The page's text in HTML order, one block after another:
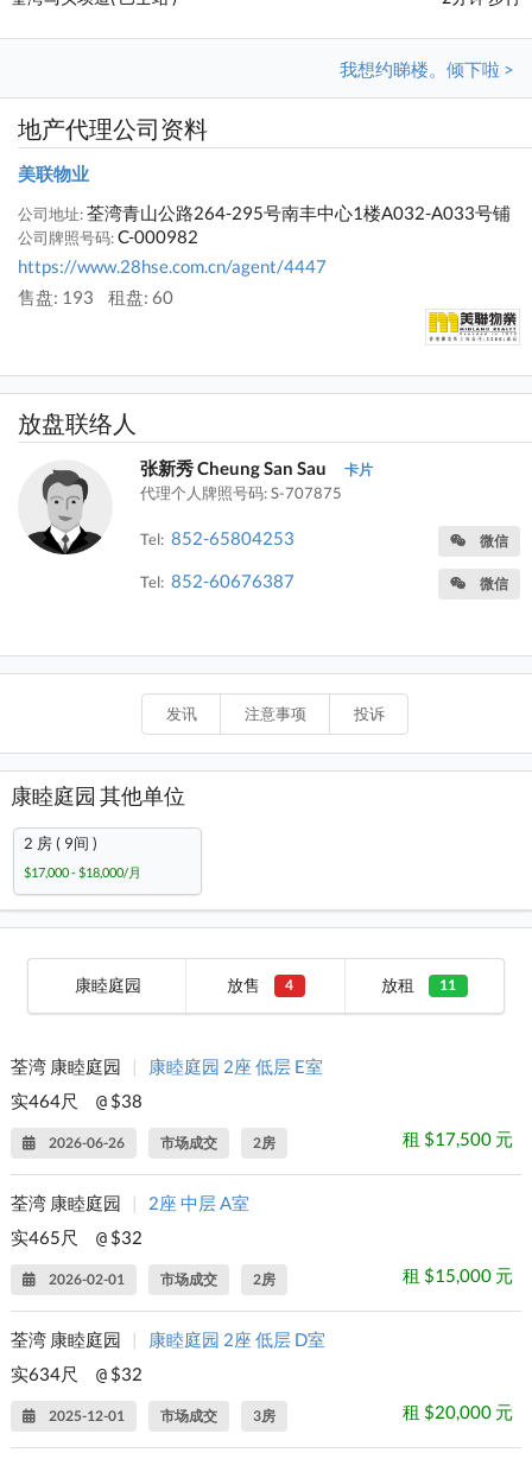
我想约睇楼。倾下啦 >
地产代理公司资料
美联物业
公司地址:荃湾青山公路264-295号南丰中心1楼A032-A033号铺
公司牌照号码:C-000982
https://www.28hse.com.cn/agent/4447
售盘: 193
租盘: 60
放盘联络人
张新秀 Cheung San Sau 卡片
代理个人牌照号码: S-707875
Tel: 852-65804253 微信
Tel: 852-60676387 微信
发讯 注意事项 投诉
康睦庭园 其他单位
2 房 ( 9间 )
$17,000 - $18,000/月
康睦庭园 放售 4 放租 11
荃湾 康睦庭园 |
康睦庭园 2座 低层 E室
实464尺
@ $38
2026-06-26 市场成交 2房 租 $17,500 元
荃湾 康睦庭园 |
2座 中层 A室
实465尺
@ $32
2026-02-01 市场成交 2房 租 $15,000 元
荃湾 康睦庭园 |
康睦庭园 2座 低层 D室
实634尺
@ $32
2025-12-01 市场成交 3房 租 $20,000 元